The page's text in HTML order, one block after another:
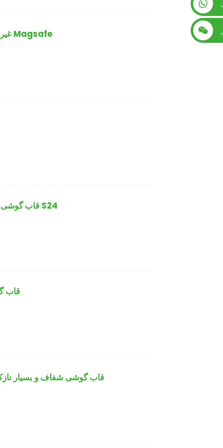
قاب گوشی تاشو شفاف PC+TPU غیر زرد با Magsafe
قاب گوشی بسیار نازک و شفاف ضد ضربه سامسونگ S24
قاب
قاب گوشی شفاف و بسیار